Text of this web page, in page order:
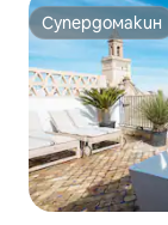
Супердомакин
Супердомакин